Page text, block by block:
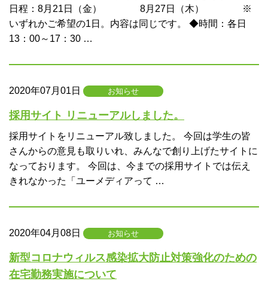
日程：8月21日（金） 8月27日（木） ※
いずれかご希望の1日。内容は同じです。 ◆時間：各日
13：00～17：30 …
2020年07月01日 お知らせ
採用サイト リニューアルしました。
採用サイトをリニューアル致しました。 今回は学生の皆
さんからの意見も取りいれ、みんなで創り上げたサイトに
なっております。 今回は、今までの採用サイトでは伝え
きれなかった「ユーメディアって …
2020年04月08日 お知らせ
新型コロナウィルス感染拡大防止対策強化のための
在宅勤務実施について